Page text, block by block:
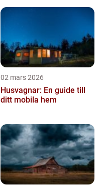
02 mars 2026
Husvagnar: En guide till
ditt mobila hem